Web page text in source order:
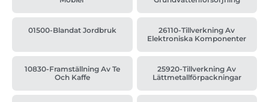
01500-Blandat Jordbruk
26110-Tillverkning Av
Elektroniska Komponenter
10830-Framställning Av Te
Och Kaffe
25920-Tillverkning Av
Lättmetallförpackningar